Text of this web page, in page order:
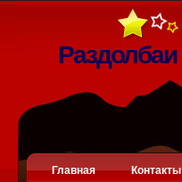
Раздолбаи
Главная Контакты